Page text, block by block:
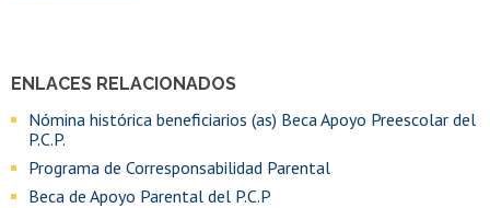
ENLACES RELACIONADOS
Nómina histórica beneficiarios (as) Beca Apoyo Preescolar del
P.C.P.
Programa de Corresponsabilidad Parental
Beca de Apoyo Parental del P.C.P